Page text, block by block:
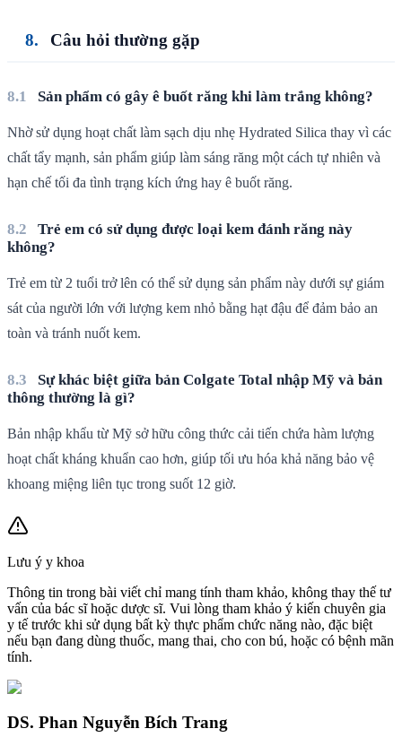
Câu hỏi thường gặp
Sản phẩm có gây ê buốt răng khi làm trắng không?
Nhờ sử dụng hoạt chất làm sạch dịu nhẹ Hydrated Silica thay vì các
chất tẩy mạnh, sản phẩm giúp làm sáng răng một cách tự nhiên và
hạn chế tối đa tình trạng kích ứng hay ê buốt răng.
Trẻ em có sử dụng được loại kem đánh răng này
không?
Trẻ em từ 2 tuổi trở lên có thể sử dụng sản phẩm này dưới sự giám
sát của người lớn với lượng kem nhỏ bằng hạt đậu để đảm bảo an
toàn và tránh nuốt kem.
Sự khác biệt giữa bản Colgate Total nhập Mỹ và bản
thông thường là gì?
Bản nhập khẩu từ Mỹ sở hữu công thức cải tiến chứa hàm lượng
hoạt chất kháng khuẩn cao hơn, giúp tối ưu hóa khả năng bảo vệ
khoang miệng liên tục trong suốt 12 giờ.
Lưu ý y khoa
Thông tin trong bài viết chỉ mang tính tham khảo, không thay thế tư
vấn của bác sĩ hoặc dược sĩ. Vui lòng tham khảo ý kiến chuyên gia
y tế trước khi sử dụng bất kỳ thực phẩm chức năng nào, đặc biệt
nếu bạn đang dùng thuốc, mang thai, cho con bú, hoặc có bệnh mãn
tính.
DS. Phan Nguyễn Bích Trang